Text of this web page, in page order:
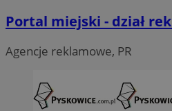
Portal miejski - dział
Agencje reklamowe, PR